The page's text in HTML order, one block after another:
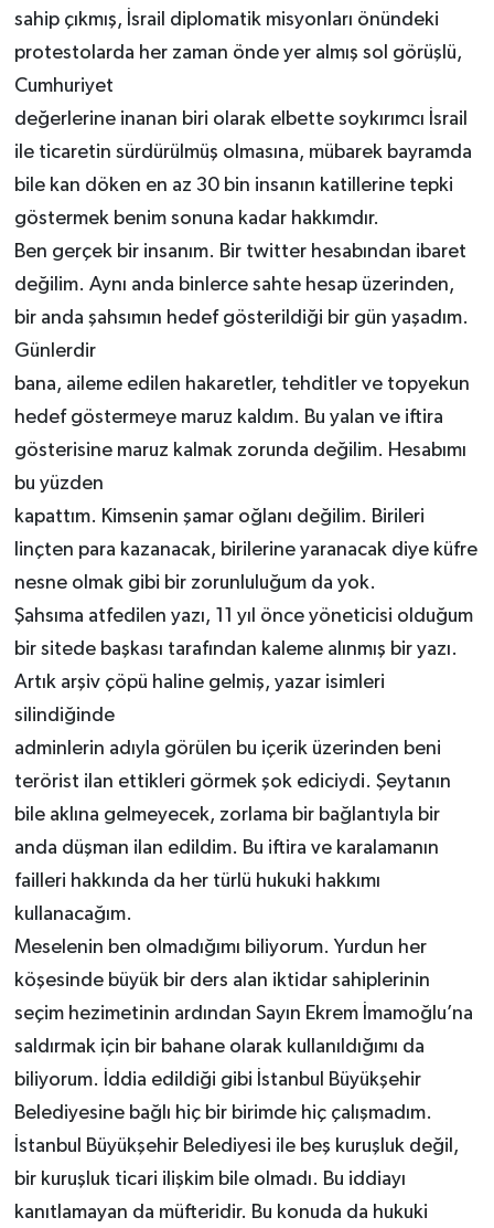
sahip çıkmış, İsrail diplomatik misyonları önündeki
protestolarda her zaman önde yer almış sol görüşlü,
Cumhuriyet
değerlerine inanan biri olarak elbette soykırımcı İsrail
ile ticaretin sürdürülmüş olmasına, mübarek bayramda
bile kan döken en az 30 bin insanın katillerine tepki
göstermek benim sonuna kadar hakkımdır.
Ben gerçek bir insanım. Bir twitter hesabından ibaret
değilim. Aynı anda binlerce sahte hesap üzerinden,
bir anda şahsımın hedef gösterildiği bir gün yaşadım.
Günlerdir
bana, aileme edilen hakaretler, tehditler ve topyekun
hedef göstermeye maruz kaldım. Bu yalan ve iftira
gösterisine maruz kalmak zorunda değilim. Hesabımı
bu yüzden
kapattım. Kimsenin şamar oğlanı değilim. Birileri
linçten para kazanacak, birilerine yaranacak diye küfre
nesne olmak gibi bir zorunluluğum da yok.
Şahsıma atfedilen yazı, 11 yıl önce yöneticisi olduğum
bir sitede başkası tarafından kaleme alınmış bir yazı.
Artık arşiv çöpü haline gelmiş, yazar isimleri
silindiğinde
adminlerin adıyla görülen bu içerik üzerinden beni
terörist ilan ettikleri görmek şok ediciydi. Şeytanın
bile aklına gelmeyecek, zorlama bir bağlantıyla bir
anda düşman ilan edildim. Bu iftira ve karalamanın
failleri hakkında da her türlü hukuki hakkımı
kullanacağım.
Meselenin ben olmadığımı biliyorum. Yurdun her
köşesinde büyük bir ders alan iktidar sahiplerinin
seçim hezimetinin ardından Sayın Ekrem İmamoğlu’na
saldırmak için bir bahane olarak kullanıldığımı da
biliyorum. İddia edildiği gibi İstanbul Büyükşehir
Belediyesine bağlı hiç bir birimde hiç çalışmadım.
İstanbul Büyükşehir Belediyesi ile beş kuruşluk değil,
bir kuruşluk ticari ilişkim bile olmadı. Bu iddiayı
kanıtlamayan da müfteridir. Bu konuda da hukuki